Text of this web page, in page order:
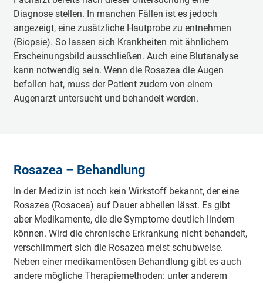
Diagnose stellen. In manchen Fällen ist es jedoch
angezeigt, eine zusätzliche Hautprobe zu entnehmen
(Biopsie). So lassen sich Krankheiten mit ähnlichem
Erscheinungsbild ausschließen. Auch eine Blutanalyse
kann notwendig sein. Wenn die Rosazea die Augen
befallen hat, muss der Patient zudem von einem
Augenarzt untersucht und behandelt werden.
Rosazea – Behandlung
In der Medizin ist noch kein Wirkstoff bekannt, der eine
Rosazea (Rosacea) auf Dauer abheilen lässt. Es gibt
aber Medikamente, die die Symptome deutlich lindern
können. Wird die chronische Erkrankung nicht behandelt,
verschlimmert sich die Rosazea meist schubweise.
Neben einer medikamentösen Behandlung gibt es auch
andere mögliche Therapiemethoden: unter anderem